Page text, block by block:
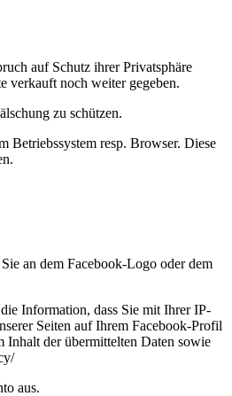
auf Schutz ihrer Privatsphäre
verkauft noch weiter gegeben.
zu schützen.
Betriebssystem resp. Browser. Diese
an dem Facebook-Logo oder dem
Information, dass Sie mit Ihrer IP-
Seiten auf Ihrem Facebook-Profil
Inhalt der übermittelten Daten sowie
aus.